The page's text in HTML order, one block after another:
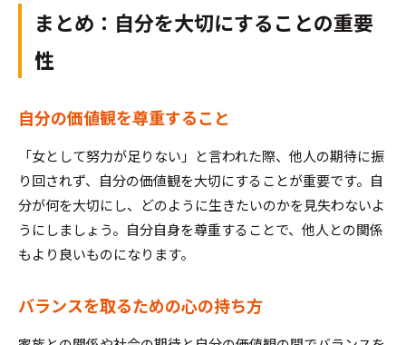
まとめ：自分を大切にすることの重要
性
自分の価値観を尊重すること
「女として努力が足りない」と言われた際、他人の期待に振
り回されず、自分の価値観を大切にすることが重要です。自
分が何を大切にし、どのように生きたいのかを見失わないよ
うにしましょう。自分自身を尊重することで、他人との関係
もより良いものになります。
バランスを取るための心の持ち方